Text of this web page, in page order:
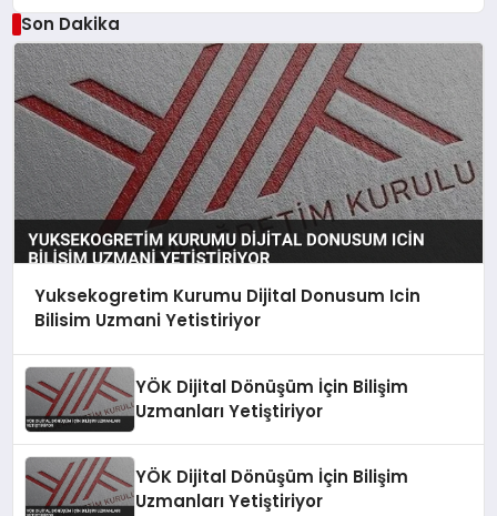
Son Dakika
Yuksekogretim Kurumu Dijital Donusum Icin
Bilisim Uzmani Yetistiriyor
YÖK Dijital Dönüşüm İçin Bilişim
Uzmanları Yetiştiriyor
YÖK Dijital Dönüşüm İçin Bilişim
Uzmanları Yetiştiriyor